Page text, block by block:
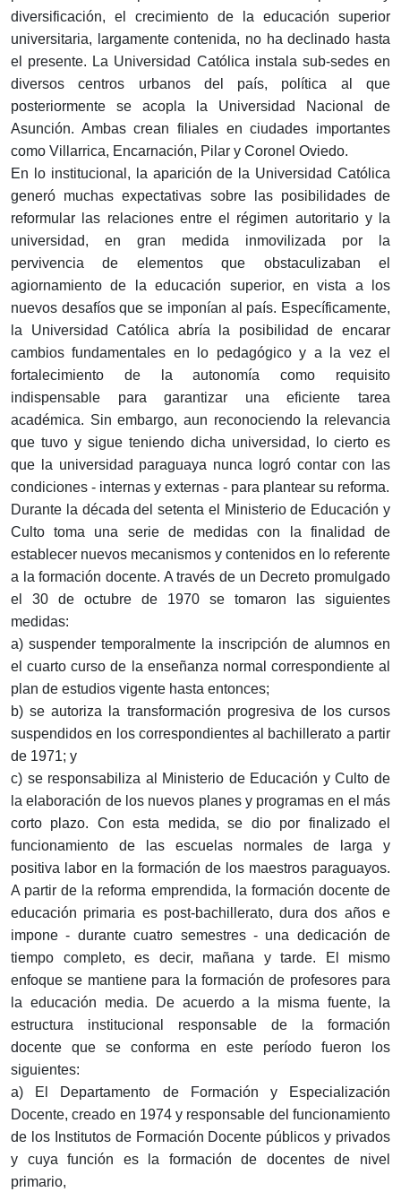
diversificación, el crecimiento de la educación superior
universitaria, largamente contenida, no ha declinado hasta
el presente. La Universidad Católica instala sub-sedes en
diversos centros urbanos del país, política al que
posteriormente se acopla la Universidad Nacional de
Asunción. Ambas crean filiales en ciudades importantes
como Villarrica, Encarnación, Pilar y Coronel Oviedo.
En lo institucional, la aparición de la Universidad Católica
generó muchas expectativas sobre las posibilidades de
reformular las relaciones entre el régimen autoritario y la
universidad, en gran medida inmovilizada por la
pervivencia de elementos que obstaculizaban el
agiornamiento de la educación superior, en vista a los
nuevos desafíos que se imponían al país. Específicamente,
la Universidad Católica abría la posibilidad de encarar
cambios fundamentales en lo pedagógico y a la vez el
fortalecimiento de la autonomía como requisito
indispensable para garantizar una eficiente tarea
académica. Sin embargo, aun reconociendo la relevancia
que tuvo y sigue teniendo dicha universidad, lo cierto es
que la universidad paraguaya nunca logró contar con las
condiciones - internas y externas - para plantear su reforma.
Durante la década del setenta el Ministerio de Educación y
Culto toma una serie de medidas con la finalidad de
establecer nuevos mecanismos y contenidos en lo referente
a la formación docente. A través de un Decreto promulgado
el 30 de octubre de 1970 se tomaron las siguientes
medidas:
a) suspender temporalmente la inscripción de alumnos en
el cuarto curso de la enseñanza normal correspondiente al
plan de estudios vigente hasta entonces;
b) se autoriza la transformación progresiva de los cursos
suspendidos en los correspondientes al bachillerato a partir
de 1971; y
c) se responsabiliza al Ministerio de Educación y Culto de
la elaboración de los nuevos planes y programas en el más
corto plazo. Con esta medida, se dio por finalizado el
funcionamiento de las escuelas normales de larga y
positiva labor en la formación de los maestros paraguayos.
A partir de la reforma emprendida, la formación docente de
educación primaria es post-bachillerato, dura dos años e
impone - durante cuatro semestres - una dedicación de
tiempo completo, es decir, mañana y tarde. El mismo
enfoque se mantiene para la formación de profesores para
la educación media. De acuerdo a la misma fuente, la
estructura institucional responsable de la formación
docente que se conforma en este período fueron los
siguientes:
a) El Departamento de Formación y Especialización
Docente, creado en 1974 y responsable del funcionamiento
de los Institutos de Formación Docente públicos y privados
y cuya función es la formación de docentes de nivel
primario,